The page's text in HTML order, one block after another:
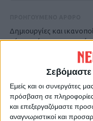
Σεβόμαστε
Εμείς και οι συνεργάτες
πρόσβαση σε
και επεξεργαζόμαστε
αναγνωριστικοί και
Δημιουργίες και
μέσα από τη συνεργασία